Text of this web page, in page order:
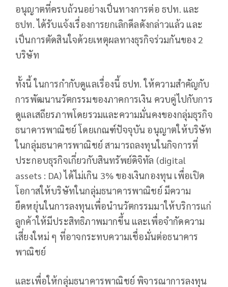
อนุญาตที่ครบถ้วนอย่างเป็นทางการต่อ ธปท. และ
ธปท. ได้รับแจ้งเรื่องการยกเลิกดีลดังกล่าวแล้ว และ
เป็นการตัดสินใจด้วยเหตุผลทางธุรกิจร่วมกันของ 2
บริษัท
ทั้งนี้ ในการกำกับดูแลเรื่องนี้ ธปท. ให้ความสำคัญกับ
การพัฒนานวัตกรรมของภาคการเงิน ควบคู่ไปกับการ
ดูแลเสถียรภาพโดยรวมและความมั่นคงของกลุ่มธุรกิจ
ธนาคารพาณิชย์ โดยเกณฑ์ปัจจุบัน อนุญาตให้บริษัท
ในกลุ่มธนาคารพาณิชย์ สามารถลงทุนในกิจการที่
ประกอบธุรกิจเกี่ยวกับสินทรัพย์ดิจิทัล (digital
assets : DA) ได้ไม่เกิน 3% ของเงินกองทุน เพื่อเปิด
โอกาสให้บริษัทในกลุ่มธนาคารพาณิชย์ มีความ
ยืดหยุ่นในการลงทุนเพื่อนำนวัตกรรมมาให้บริการแก่
ลูกค้าให้มีประสิทธิภาพมากขึ้น และเพื่อจำกัดความ
เสี่ยงใหม่ ๆ ที่อาจกระทบความเชื่อมั่นต่อธนาคาร
พาณิชย์
และเพื่อให้กลุ่มธนาคารพาณิชย์ พิจารณาการลงทุน